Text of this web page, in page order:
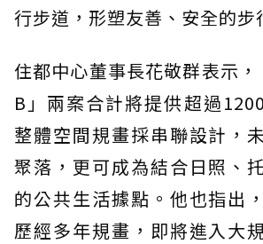
行步道，形塑友善、安全的步
住都中心董事長花敬群表示，
B」兩案合計將提供超過
整體空間規畫採串聯設計，
聚落，更可成為結合日照、
的公共生活據點。他也指出
歷經多年規畫，即將進入大